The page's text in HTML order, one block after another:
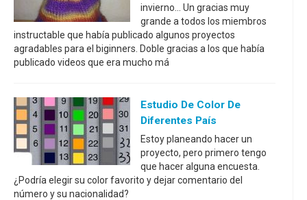
invierno... Un gracias muy
grande a todos los miembros
instructable que había publicado algunos proyectos
agradables para el biginners. Doble gracias a los que había
publicado videos que era mucho má
Estudio De Color De
Diferentes País
Estoy planeando hacer un
proyecto, pero primero tengo
que hacer alguna encuesta.
¿Podría elegir su color favorito y dejar comentario del
número y su nacionalidad?